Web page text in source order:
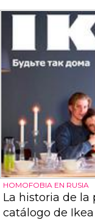
HOMOFOBIA EN RUSIA
La historia de la
catálogo de